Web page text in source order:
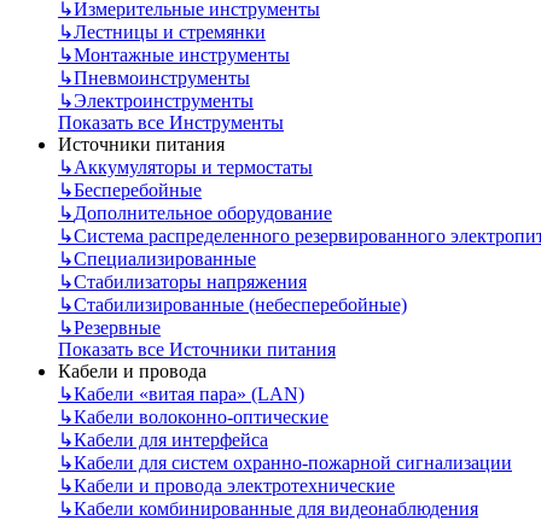
↳Измерительные инструменты
↳Лестницы и стремянки
↳Монтажные инструменты
↳Пневмоинструменты
↳Электроинструменты
Показать все Инструменты
Источники питания
↳Аккумуляторы и термостаты
↳Бесперебойные
↳Дополнительное оборудование
↳Система распределенного резервированного
↳Специализированные
↳Стабилизаторы напряжения
↳Стабилизированные (небесперебойные)
↳Резервные
Показать все Источники питания
Кабели и провода
↳Кабели «витая пара» (LAN)
↳Кабели волоконно-оптические
↳Кабели для интерфейса
↳Кабели для систем охранно-пожарной сигнализации
↳Кабели и провода электротехнические
↳Кабели комбинированные для видеонаблюдения